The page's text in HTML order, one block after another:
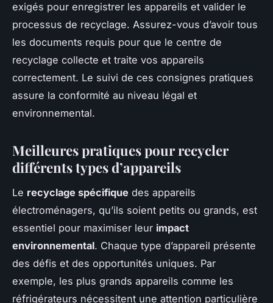
exigés pour enregistrer les appareils et valider le
processus de recyclage. Assurez-vous d’avoir tous
les documents requis pour que le centre de
recyclage collecte et traite vos appareils
correctement. Le suivi de ces consignes pratiques
assure la conformité au niveau légal et
environnemental.
Meilleures pratiques pour recycler
différents types d’appareils
Le recyclage spécifique des appareils
électroménagers, qu’ils soient petits ou grands, est
essentiel pour maximiser leur impact
environnemental. Chaque type d’appareil présente
des défis et des opportunités uniques. Par
exemple, les plus grands appareils comme les
réfrigérateurs nécessitent une attention particulière